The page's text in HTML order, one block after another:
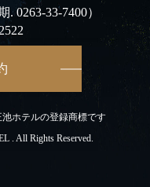
.0263-33-7400）
ホテルの登録商標です
. All Rights Reserved.